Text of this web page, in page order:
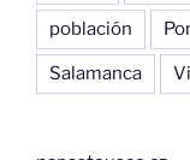
población
Salamanca